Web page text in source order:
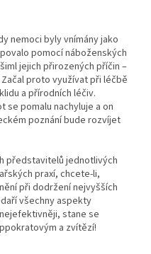
nemoci byly vnímány jako
pomocí náboženských
jejich přirozených příčin –
proto využívat při léčbě
a přírodních léčiv.
se pomalu nachyluje a on
poznání bude rozvíjet
představitelů jednotlivých
praxí, chcete-li,
při dodržení nejvyšších
všechny aspekty
stane se
a zvítězí!